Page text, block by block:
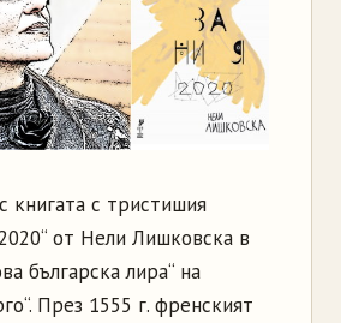
книгата с тристишия
от Нели Лишковска в
българска лира“ на
През 1555 г. френският